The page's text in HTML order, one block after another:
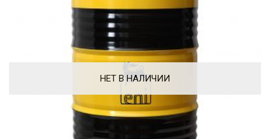
НЕТ В НАЛИЧИИ